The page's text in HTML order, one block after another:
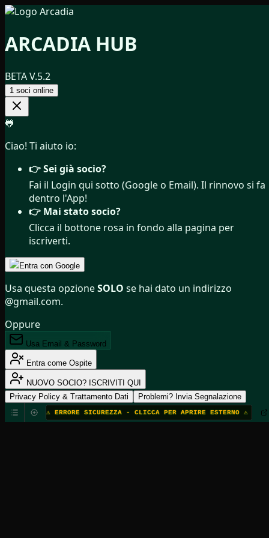
ARCADIA HUB
BETA V.5.2
1 soci online
🐸
Ciao! Ti aiuto io:
👉 Sei già socio?
Fai il Login qui sotto (Google o Email). Il rinnovo si fa
dentro l'App!
👉 Mai stato socio?
Clicca il bottone rosa in fondo alla pagina per
iscriverti.
Entra con Google
Usa questa opzioneSOLO se hai dato un indirizzo
@gmail.com.
Oppure
Usa Email & Password
Entra come Ospite
NUOVO SOCIO? ISCRIVITI QUI
Privacy Policy & Trattamento Dati
Problemi? Invia Segnalazione
⚠️ ERRORE SICUREZZA - CLICCA PER APRIRE ESTERNO ⚠️